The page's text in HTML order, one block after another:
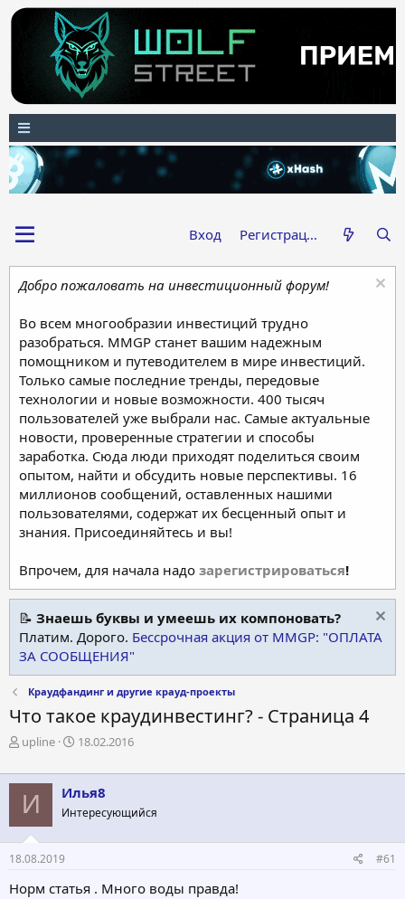
Вход Регистрация
Добро пожаловать на инвестиционный форум!
Во всем многообразии инвестиций трудно
разобраться. MMGP станет вашим надежным
помощником и путеводителем в мире инвестиций.
Только самые последние тренды, передовые
технологии и новые возможности. 400 тысяч
пользователей уже выбрали нас. Самые актуальные
новости, проверенные стратегии и способы
заработка. Сюда люди приходят поделиться своим
опытом, найти и обсудить новые перспективы. 16
миллионов сообщений, оставленных нашими
пользователями, содержат их бесценный опыт и
знания. Присоединяйтесь и вы!
Впрочем, для начала надо зарегистрироваться!
📝 Знаешь буквы и умеешь их компоновать?
Платим. Дорого. Бессрочная акция от MMGP: "ОПЛАТА
ЗА СООБЩЕНИЯ"
Краудфандинг и другие крауд-проекты
Что такое краудинвестинг? - Страница 4
А
т
р
е
м
ы
upline
Д
т
а
а
ч
л
а
18.02.2016
И Илья8
Интересующийся
18.08.2019 #61
Норм статья . Много воды правда!